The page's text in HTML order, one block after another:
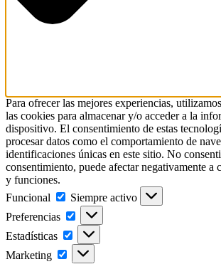
Para ofrecer las mejores experiencias,
las cookies para almacenar y/o acceder a la
dispositivo. El consentimiento de estas
procesar datos como el comportamiento de
identificaciones únicas en este sitio. No
consentimiento, puede afectar negativamente a
y funciones.
Funcional
Funcional
Siempre activo
Preferencias
Preferencias
Estadísticas Estadísticas
Marketing Marketing